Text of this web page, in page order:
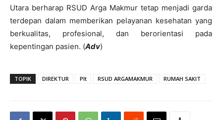
Utara berharap RSUD Arga Makmur tetap menjadi garda
terdepan dalam memberikan pelayanan kesehatan yang
berkualitas, profesional, dan berorientasi pada
kepentingan pasien. (Adv)
TOPIK DIREKTUR Plt RSUD ARGAMAKMUR RUMAH SAKIT